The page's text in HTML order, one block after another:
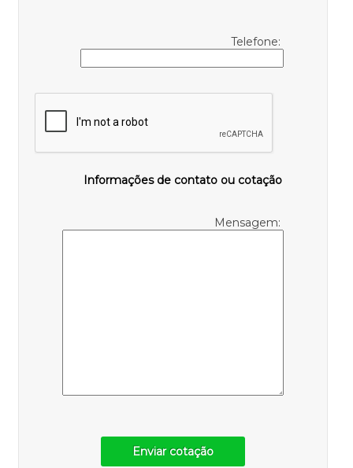
Telefone:
Informações de contato ou cotação
Mensagem:
Enviar cotação